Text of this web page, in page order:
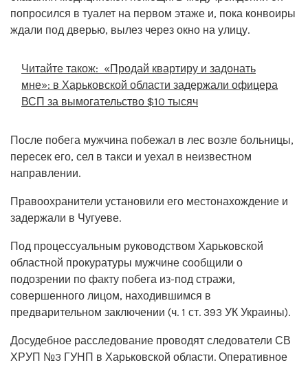
попросился в туалет на первом этаже и, пока конвоиры
ждали под дверью, вылез через окно на улицу.
Читайте також: «Продай квартиру и задонать
мне»: в Харьковской области задержали офицера
ВСП за вымогательство $10 тысяч
После побега мужчина побежал в лес возле больницы,
пересек его, сел в такси и уехал в неизвестном
направлении.
Правоохранители установили его местонахождение и
задержали в Чугуеве.
Под процессуальным руководством Харьковской
областной прокуратуры мужчине сообщили о
подозрении по факту побега из-под стражи,
совершенного лицом, находившимся в
предварительном заключении (ч. 1 ст. 393 УК Украины).
Досудебное расследование проводят следователи СВ
ХРУП №3 ГУНП в Харьковской области. Оперативное